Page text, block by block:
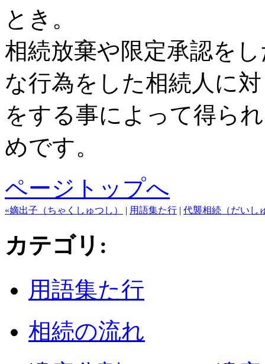
とき。
相続放棄や限定承認を
な行為をした相続人に
をする事によって得ら
めです。
ページトップへ
«嫡出子（ちゃくしゅつし） | 用語集た行 | 代襲相続（だいし
カテゴリ :
用語集た行
相続の流れ